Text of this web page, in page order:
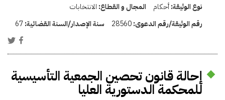
نوع الوثيقة:أحكام المجال و القطاع: الانتخابات
رقم الوثيقة/رقم الدعوى:28560 سنة الإصدار/السنة القضائية:67
إحالة قانون تحصين الجمعية التأسيسية
للمحكمة الدستورية العليا